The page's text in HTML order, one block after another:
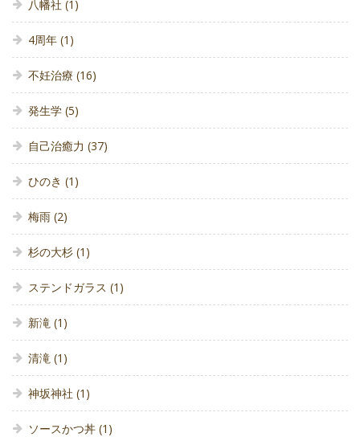
八幡社 (1)
4周年 (1)
不妊治療 (16)
発生学 (5)
自己治癒力 (37)
ひのき (1)
梅雨 (2)
杉の大杉 (1)
ステンドガラス (1)
新滝 (1)
清滝 (1)
神坂神社 (1)
ソースかつ丼 (1)